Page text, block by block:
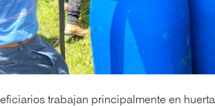
trabajan principalmente en